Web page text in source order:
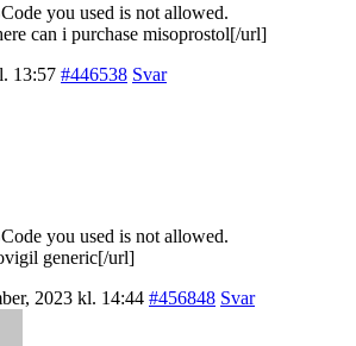
you used is not allowed.
can i purchase misoprostol[/url]
13:57 #446538 Svar
you used is not allowed.
generic[/url]
2023 kl. 14:44 #456848 Svar